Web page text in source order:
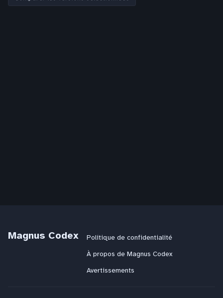
o
c
d
Magnus Codex
Politique de confidentialité
À propos de Magnus Codex
Avertissements